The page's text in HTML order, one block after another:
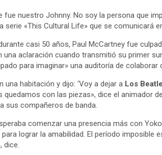
fue nuestro Johnny. No soy la persona que
serie «This Cultural Life» que se comunicará
casi 50 años, Paul McCartney fue
una aclaración cuando transmitió su primer
para imaginar» una auditoría de
una habitación y dijo: ‘Voy a dejar a Los
quedamos con las piezas», dice el animador
sus compañeros de banda.
comenzar una presencia más con
lograr la amabilidad. El período imposible
dice.